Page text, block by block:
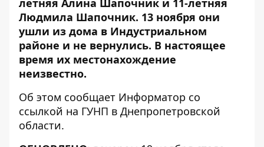
летняя Алина Шапочник и 11-летняя
Людмила Шапочник. 13 ноября они
ушли из дома в Индустриальном
районе и не вернулись. В настоящее
время их местонахождение
неизвестно.
Об этом сообщает Информатор со
ссылкой на ГУНП в Днепропетровской
области.